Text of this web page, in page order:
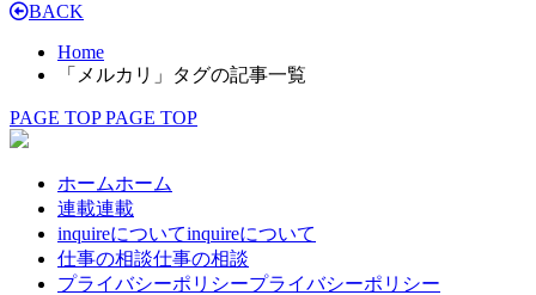
BACK
Home
「メルカリ」タグの記事一覧
PAGE TOP PAGE TOP
ホームホーム
連載連載
inquireについてinquireについて
仕事の相談仕事の相談
プライバシーポリシープライバシーポリシー